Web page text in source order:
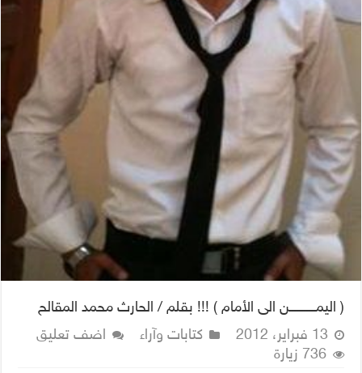
( اليمـــــــــــن الى الأمام ) !!! بقلم / الحارث محمد المقالح
13 فبراير، 2012
كتابات وآراء
اضف تعليق
736 زيارة